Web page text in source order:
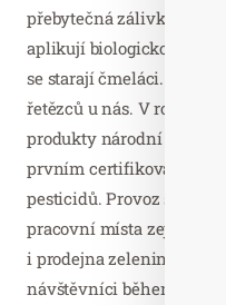
přebytečná zálivka se
aplikují biologickou
se starají čmeláci. Farma
řetězců u nás. V roce
produkty národní značku
prvním certifikovaným
pesticidů. Provoz s 250
pracovní místa zejména
i prodejna zeleniny a
návštěvníci během